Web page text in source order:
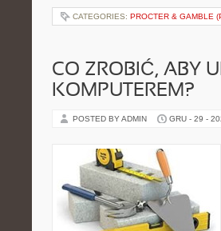
CATEGORIES: PROCTER & GAMBLE
CO ZROBIĆ, ABY
KOMPUTEREM?
POSTED BY ADMIN GRU - 29 -